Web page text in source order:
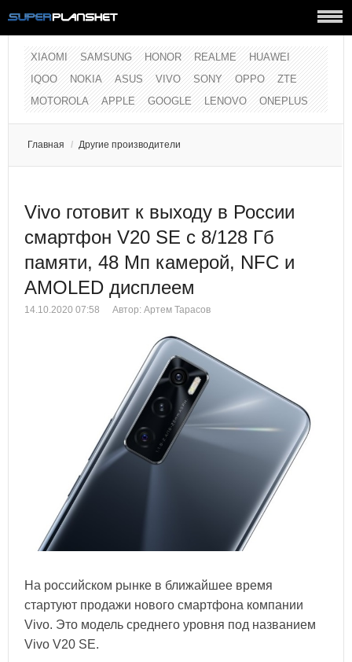
XIAOMI SAMSUNG HONOR REALME
HUAWEI
IQOO
NOKIA ASUS VIVO SONY OPPO
ZTE
MOTOROLA
APPLE GOOGLE LENOVO ONEPLUS
Главная / Другие производители
Vivo готовит к выходу в России
смартфон V20 SE с 8/128 Гб
памяти, 48 Мп камерой, NFC и
AMOLED дисплеем
14.10.2020 07:58 Автор: Артем Тарасов
На российском рынке в ближайшее время
стартуют продажи нового смартфона компании
Vivo. Это модель среднего уровня под названием
Vivo V20 SE.